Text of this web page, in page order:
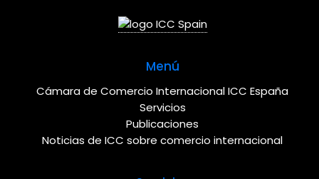
Menú
Cámara de Comercio Internacional ICC España
Servicios
Publicaciones
Noticias de ICC sobre comercio internacional